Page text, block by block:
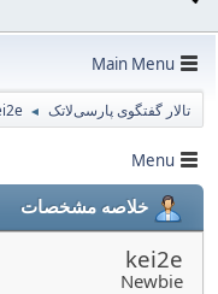
Main Menu
تالار گفتگوی پارسی‌لاتک ◄
Menu
خلاصه مشخصات
kei2e
Newbie